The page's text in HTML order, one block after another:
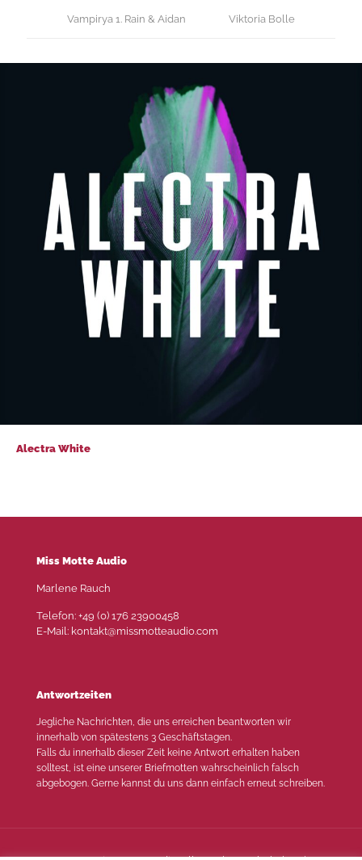
Vampirya 1. Rain & Aidan Viktoria Bolle
Alectra White
Miss Motte Audio
Marlene Rauch
Telefon: +49 (0) 176 23900458
E-Mail: kontakt@missmotteaudio.com
Antwortzeiten
Jegliche Nachrichten, die uns erreichen beantworten wir
innerhalb von spätestens 3 Geschäftstagen.
Falls du innerhalb dieser Zeit keine Antwort erhalten haben
solltest, ist eine unserer Briefmotten wahrscheinlich falsch
abgebogen. Gerne kannst du uns dann einfach erneut schreiben.